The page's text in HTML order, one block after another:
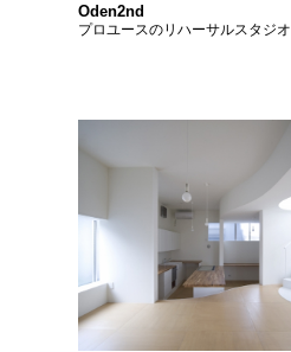
Oden2nd
プロユースのリハーサルスタジオ